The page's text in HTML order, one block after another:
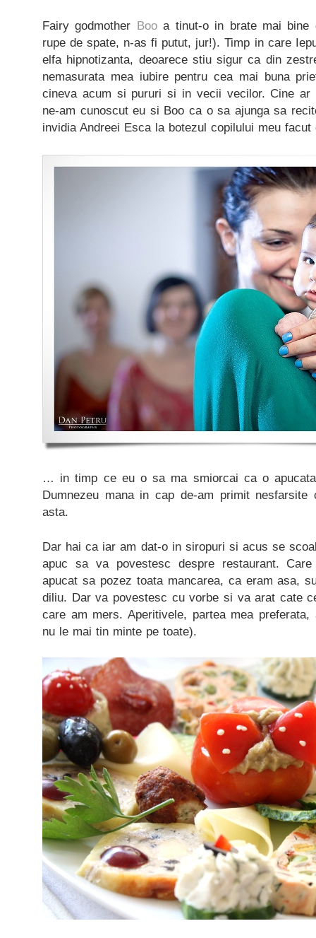
Fairy godmother Booa tinut-o in brate mai bine
rupe de spate, n-as fi putut, jur!). Timp in care
elfa hipnotizanta, deoarece stiu sigur ca din
nemasurata mea iubire pentru cea mai buna
cineva acum si pururi si in vecii vecilor. Cine
ne-am cunoscut eu si Boo ca o sa ajunga sa
invidia Andreei Esca la botezul copilului meu
… in timp ce eu o sa ma smiorcai ca o
Dumnezeu mana in cap de-am primit
asta.
Dar hai ca iar am dat-o in siropuri si acus se
apuc sa va povestesc despre restaurant.
apucat sa pozez toata mancarea, ca eram asa,
diliu. Dar va povestesc cu vorbe si va arat cate
care am mers. Aperitivele, partea mea
nu le mai tin minte pe toate).